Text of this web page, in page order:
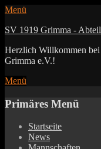
Menü
SV 1919 Grimma -
Herzlich Willkommen
Grimma e.V.!
Menü
Primäres Menü
Zum
Inhalt
Startseite
News